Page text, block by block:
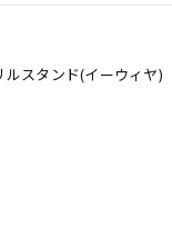
スタンド(イーウィヤ)